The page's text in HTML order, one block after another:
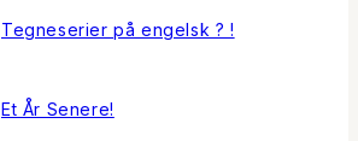
Tegneserier på engelsk ? !
Et År Senere!